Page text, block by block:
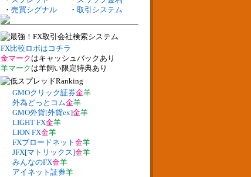
・ 売買シグナル ・ 取引システム
FX比較ロボはコチラ
金マーク はキャッシュバックあり
羊マーク は羊飼い限定特典あり
GMOクリック証券金羊
外為どっとコム金羊
GMO外貨[外貨ex]金羊
LIGHT FX金羊
LION FX金羊
FXブロードネット 金羊
JFX[マトリックス]金羊
みんなのFX金羊
アイネット証券羊